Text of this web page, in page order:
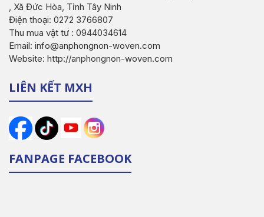
, Xã Đức Hòa, Tỉnh Tây Ninh
Điện thoại: 0272 3766807
Thu mua vật tư : 0944034614
Email: info@anphongnon-woven.com
Website: http://anphongnon-woven.com
LIÊN KẾT MXH
FANPAGE FACEBOOK